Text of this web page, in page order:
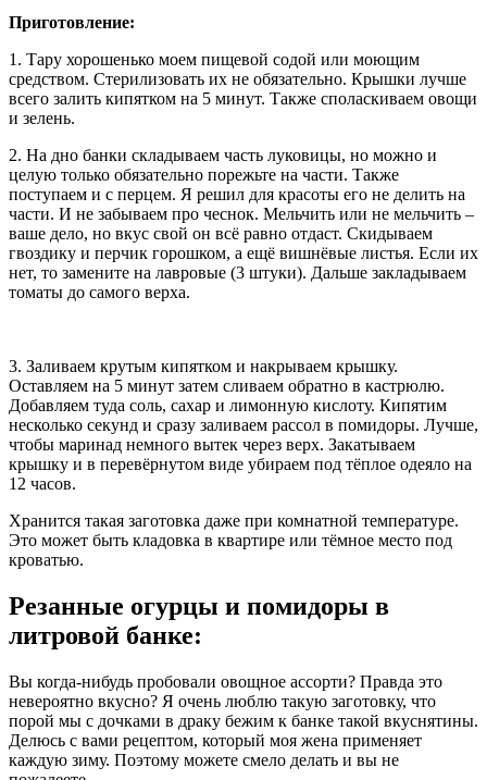
Приготовление:
1. Тару хорошенько моем пищевой содой или моющим
средством. Стерилизовать их не обязательно. Крышки лучше
всего залить кипятком на 5 минут. Также споласкиваем овощи
и зелень.
2. На дно банки складываем часть луковицы, но можно и
целую только обязательно порежьте на части. Также
поступаем и с перцем. Я решил для красоты его не делить на
части. И не забываем про чеснок. Мельчить или не мельчить –
ваше дело, но вкус свой он всё равно отдаст. Скидываем
гвоздику и перчик горошком, а ещё вишнёвые листья. Если их
нет, то замените на лавровые (3 штуки). Дальше закладываем
томаты до самого верха.
3. Заливаем крутым кипятком и накрываем крышку.
Оставляем на 5 минут затем сливаем обратно в кастрюлю.
Добавляем туда соль, сахар и лимонную кислоту. Кипятим
несколько секунд и сразу заливаем рассол в помидоры. Лучше,
чтобы маринад немного вытек через верх. Закатываем
крышку и в перевёрнутом виде убираем под тёплое одеяло на
12 часов.
Хранится такая заготовка даже при комнатной температуре.
Это может быть кладовка в квартире или тёмное место под
кроватью.
Резанные огурцы и помидоры в
литровой банке:
Вы когда-нибудь пробовали овощное ассорти? Правда это
невероятно вкусно? Я очень люблю такую заготовку, что
порой мы с дочками в драку бежим к банке такой вкуснятины.
Делюсь с вами рецептом, который моя жена применяет
каждую зиму. Поэтому можете смело делать и вы не